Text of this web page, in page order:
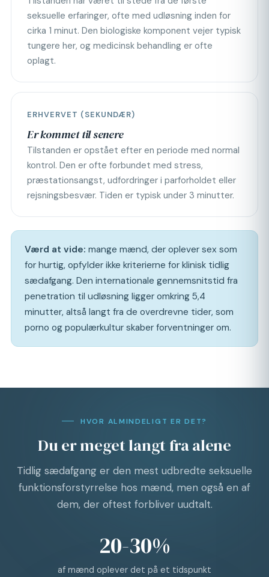
seksuelle erfaringer, ofte med udløsning inden for
cirka 1 minut. Den biologiske komponent vejer typisk
tungere her, og medicinsk behandling er ofte
oplagt.
ERHVERVET (SEKUNDÆR)
Er kommet til senere
Tilstanden er opstået efter en periode med normal
kontrol. Den er ofte forbundet med stress,
præstationsangst, udfordringer i parforholdet eller
rejsningsbesvær. Tiden er typisk under 3 minutter.
Værd at vide: mange mænd, der oplever sex som
for hurtig, opfylder ikke kriterierne for klinisk tidlig
sædafgang. Den internationale gennemsnitstid fra
penetration til udløsning ligger omkring 5,4
minutter, altså langt fra de overdrevne tider, som
porno og populærkultur skaber forventninger om.
HVOR ALMINDELIGT ER DET?
Du er meget langt fra alene
Tidlig sædafgang er den mest udbredte seksuelle
funktionsforstyrrelse hos mænd, men også en af
dem, der oftest forbliver uudtalt.
20-30%
af mænd oplever det på et tidspunkt